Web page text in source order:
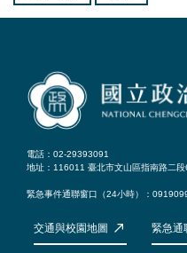
電話：02-29393091
地址：116011 臺北市文山區指南路二段
緊急事件通聯窗口（24小時）：
交通與校園地圖 緊急通